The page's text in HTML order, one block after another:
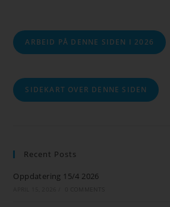
ARBEID PÅ DENNE SIDEN I 2026
SIDEKART OVER DENNE SIDEN
Recent Posts
Oppdatering 15/4 2026